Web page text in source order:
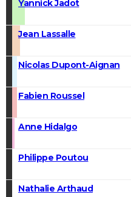
Yannick Jadot
Jean Lassalle
Nicolas Dupont-Aignan
Fabien Roussel
Anne Hidalgo
Philippe Poutou
Nathalie Arthaud